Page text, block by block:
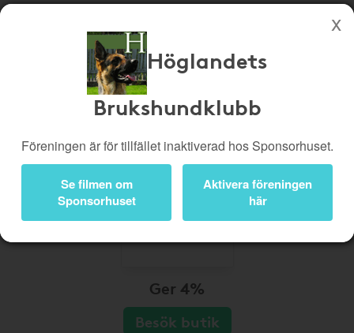
Köp genom denna sida stöttar Höglandets Brukshundklubb
Butiker
Bli medlem
Logga in
Höglandets
Brukshundklubb
Föreningen är för tillfället inaktiverad hos Sponsorhuset.
Se filmen om
Sponsorhuset
Aktivera föreningen
här
Ger 4%
Besök butik